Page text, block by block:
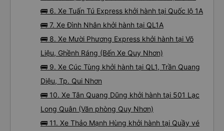
🚌 6. Xe Tuấn Tú Express khởi hành tại Quốc lộ 1A
🚌 7. Xe Đình Nhân khởi hành tại QL1A
🚌 8. Xe Mười Phương Express khởi hành tại Võ
Liệu, Ghềnh Ráng (Bến Xe Quy Nhơn)
🚌 9. Xe Cúc Tùng khởi hành tại QL1, Trần Quang
Diệu, Tp. Qui Nhơn
🚌 10. Xe Tân Quang Dũng khởi hành tại 501 Lạc
Long Quân (Văn phòng Quy Nhơn)
🚌 11. Xe Thảo Mạnh Hùng khởi hành tại Quầy vé